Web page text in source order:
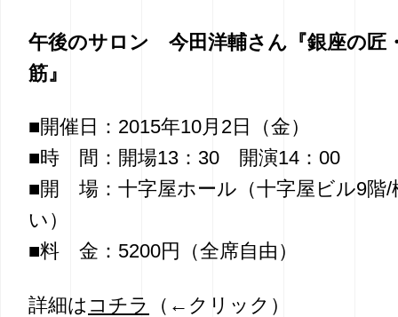
午後のサロン 今田洋輔さん『銀座の匠
筋』
■開催日：2015年10月2日（金）
■時 間：開場13：30 開演14：00
■開 場：十字屋ホール（十字屋ビル9階/
い）
■料 金：5200円（全席自由）
詳細は コチラ （←クリック）